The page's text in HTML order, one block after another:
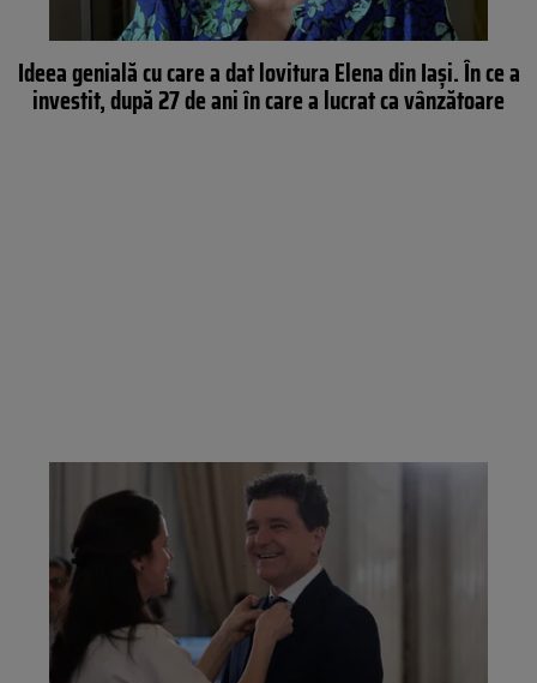
Ideea genială cu care a dat lovitura Elena din Iași. În ce a
investit, după 27 de ani în care a lucrat ca vânzătoare